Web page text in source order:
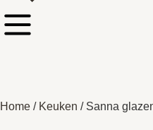
Home / Keuken / Sanna